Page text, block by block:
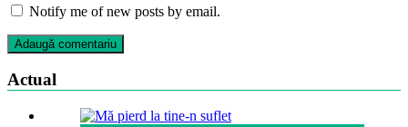
Notify me of new posts by email.
Actual